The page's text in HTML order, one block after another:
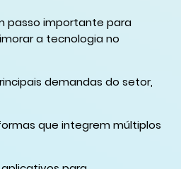
passo importante para
a tecnologia no
demandas do setor,
que integrem múltiplos